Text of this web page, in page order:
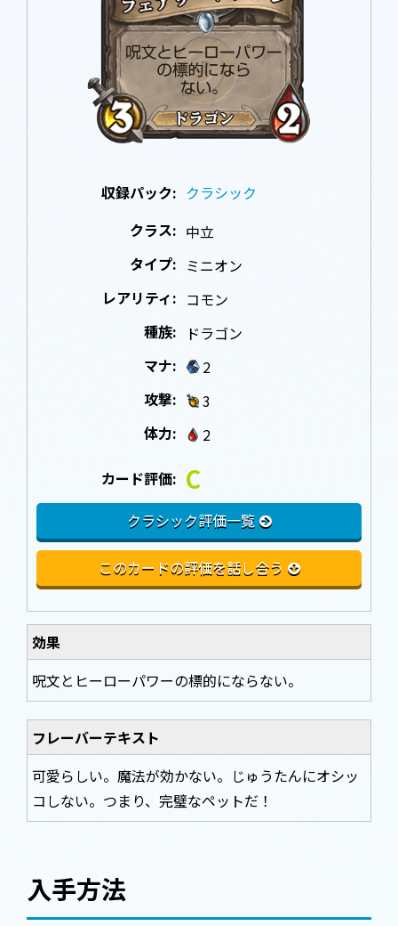
収録パック: クラシック
クラス: 中立
タイプ: ミニオン
レアリティ: コモン
種族:
ドラゴン
マナ:
2
攻撃:
3
体力:
2
カード評価: C
クラシック評価一覧
このカードの評価を話し合う
効果
呪文とヒーローパワーの標的にならない。
フレーバーテキスト
可愛らしい。魔法が効かない。じゅうたんにオシッ
コしない。つまり、完璧なペットだ！
入手方法